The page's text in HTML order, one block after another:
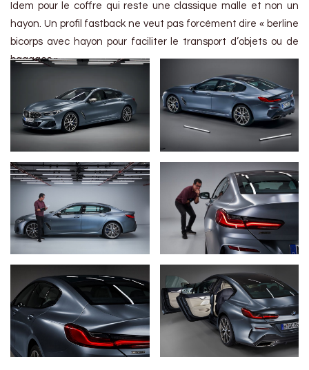
Idem pour le coffre qui reste une classique malle et non un
hayon. Un profil fastback ne veut pas forcément dire « berline
bicorps avec hayon pour faciliter le transport d’objets ou de
bagages ».